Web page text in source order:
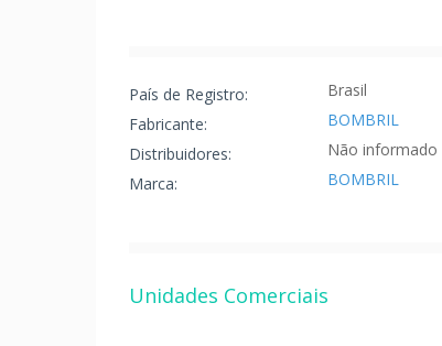
País de Registro:
Brasil
Fabricante:
BOMBRIL
Distribuidores:
Não informado
Marca:
BOMBRIL
Unidades Comerciais